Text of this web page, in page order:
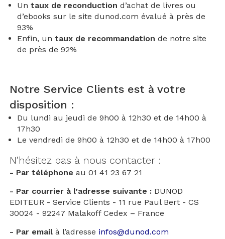
Untaux de reconduction d’achat de livres ou
d’ebooks sur le site dunod.com évalué à près de
93%
Enfin, untaux de recommandation de notre site
de près de 92%
Notre Service Clients est à votre
disposition :
Du lundi au jeudi de 9h00 à 12h30 et de 14h00 à
17h30
Le vendredi de 9h00 à 12h30 et de 14h00 à 17h00
N’hésitez pas à nous contacter :
- Par téléphone au01 41 23 67 21
- Par courrier à l’adresse suivante : DUNOD
EDITEUR - Service Clients - 11 rue Paul Bert - CS
30024 - 92247 Malakoff Cedex – France
- Par email à l’adresse infos@dunod.com